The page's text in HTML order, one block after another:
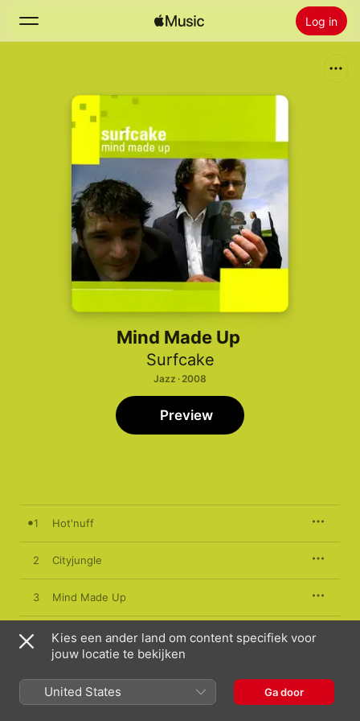
Log in
Installeer Apple Music
Mind Made Up
Surfcake
Jazz · 2008
Preview
1 Hot'nuff
2 Cityjungle
3 Mind Made Up
4 Think Music
6 Antidote
Kies een ander land om content specifiek voor
jouw locatie te bekijken
United States Ga door